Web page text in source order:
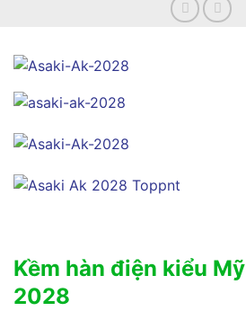
Kềm hàn điện kiểu
2028